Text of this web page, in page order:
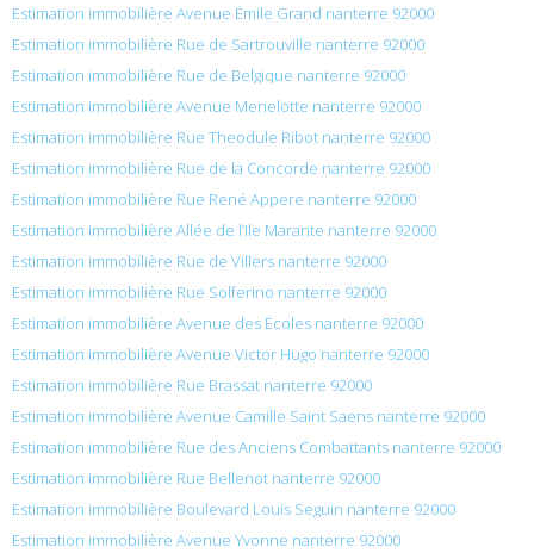
Estimation immobilière Avenue Émile Grand nanterre 92000
Estimation immobilière Rue de Sartrouville nanterre 92000
Estimation immobilière Rue de Belgique nanterre 92000
Estimation immobilière Avenue Menelotte nanterre 92000
Estimation immobilière Rue Theodule Ribot nanterre 92000
Estimation immobilière Rue de la Concorde nanterre 92000
Estimation immobilière Rue René Appere nanterre 92000
Estimation immobilière Allée de l’Ile Marante nanterre 92000
Estimation immobilière Rue de Villers nanterre 92000
Estimation immobilière Rue Solferino nanterre 92000
Estimation immobilière Avenue des Écoles nanterre 92000
Estimation immobilière Avenue Victor Hugo nanterre 92000
Estimation immobilière Rue Brassat nanterre 92000
Estimation immobilière Avenue Camille Saint Saens nanterre 92000
Estimation immobilière Rue des Anciens Combattants nanterre 92000
Estimation immobilière Rue Bellenot nanterre 92000
Estimation immobilière Boulevard Louis Seguin nanterre 92000
Estimation immobilière Avenue Yvonne nanterre 92000